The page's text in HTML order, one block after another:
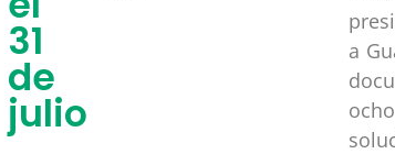
31
de
julio
a